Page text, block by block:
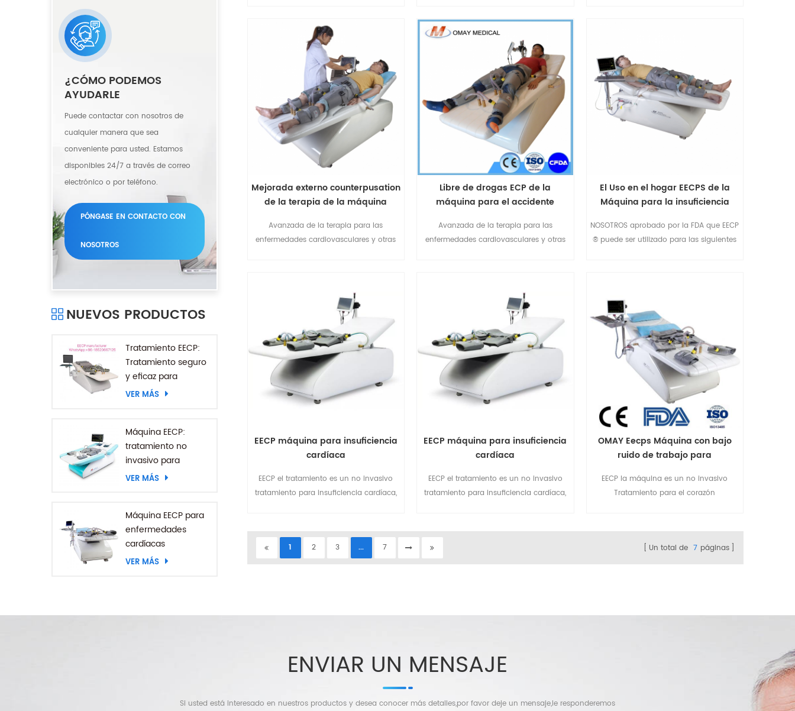
¿CÓMO PODEMOS
AYUDARLE
Puede contactar con nosotros de
cualquier manera que sea
conveniente para usted. Estamos
disponibles 24/7 a través de correo
electrónico o por teléfono.
PÓNGASE EN CONTACTO CON
NOSOTROS
NUEVOS PRODUCTOS
Tratamiento EECP:
Tratamiento seguro
y eficaz para
enfermedades
VER MÁS
Máquina EECP:
tratamiento no
invasivo para
pacientes con
VER MÁS
Máquina EECP para
enfermedades
cardíacas
VER MÁS
naturales alrededor de arterias estrechas
o bloqueadas. Ahora hay cada vez más
pruebas que demuestran que el
tratamiento con ECP no sólo es bueno
para el paciente, sino también para las
pers7
dificultad para respirar o fatiga. El
tratamiento con ECP también puede
aliviar los síntomas de otras
enfermedades cardiovasculares
isquémicas, como disfunción ventricular
izquierda, diabetes, enfermed7
natural de derivación para el dolor de
pecho.no invasivo,seguro y sin efectos
secundarios.Omay EECP ® dispositivo es
resistente,produci7
Mejorada externo counterpusation
de la terapia de la máquina
Avanzada de la terapia para las
enfermedades cardiovasculares y otras
enfermedades-prevención, tratamiento y
rehabilitación
Libre de drogas ECP de la
máquina para el accidente
Avanzada de la terapia para las
enfermedades cardiovasculares y otras
enfermedades-prevención, tratamiento y
rehabilitación
El Uso en el hogar EECPS de la
Máquina para la insuficiencia
NOSOTROS aprobado por la FDA que EECP
® puede ser utilizado para las siguientes
cardíaca Congestiva (2002) 5.El Shock
Cardiogénico 6.El infarto agudo de
Miocardio
EECP máquina para insuficiencia
cardíaca
EECP el tratamiento es un no invasivo
tratamiento para insuficiencia cardíaca,
popular instalada en clínicas cardíacas,
rehabilitación, hospitales, hogares de
EECP máquina para insuficiencia
cardíaca
EECP el tratamiento es un no invasivo
tratamiento para insuficiencia cardíaca,
rehabilitación, hospitales, hogares de
OMAY Eecps Máquina con bajo
ruido de trabajo para
EECP la máquina es un no invasivo
Tratamiento para el corazón
sales@eecpcn.com WhatsApp / Mobile:
1 2 3 ... 7 Un total de 7 páginas
ENVIAR UN MENSAJE
Si usted está interesado en nuestros productos y desea conocer más detalles,por favor deje un mensaje,le responderemos